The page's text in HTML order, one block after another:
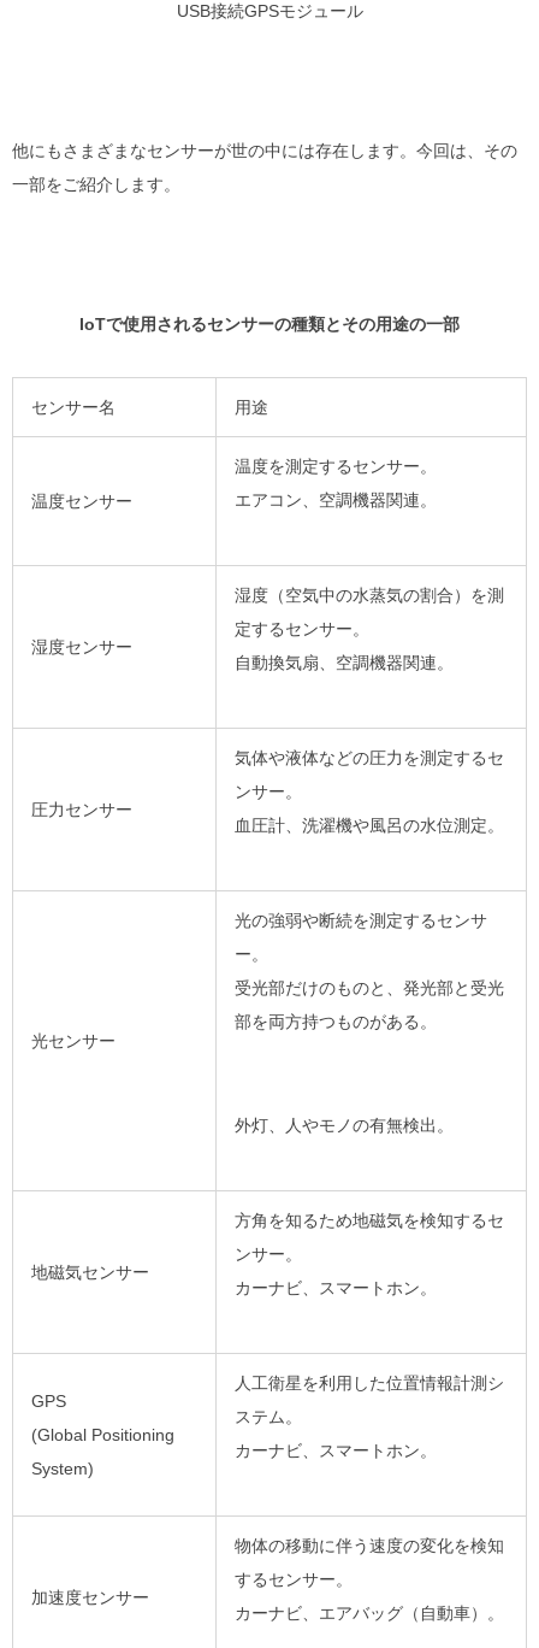
USB接続GPSモジュール
他にもさまざまなセンサーが世の中には存在します。今回は、その
一部をご紹介します。
IoTで使用されるセンサーの種類とその用途の一部
センサー名 用途
温度センサー
温度を測定するセンサー。
エアコン、空調機器関連。
湿度センサー
湿度（空気中の水蒸気の割合）を測
定するセンサー。
自動換気扇、空調機器関連。
圧力センサー
気体や液体などの圧力を測定するセ
ンサー。
血圧計、洗濯機や風呂の水位測定。
光センサー
光の強弱や断続を測定するセンサ
ー。
受光部だけのものと、発光部と受光
部を両方持つものがある。
外灯、人やモノの有無検出。
地磁気センサー
方角を知るため地磁気を検知するセ
ンサー。
カーナビ、スマートホン。
GPS
(Global Positioning
System)
人工衛星を利用した位置情報計測シ
ステム。
カーナビ、スマートホン。
加速度センサー
物体の移動に伴う速度の変化を検知
するセンサー。
カーナビ、エアバッグ（自動車）。